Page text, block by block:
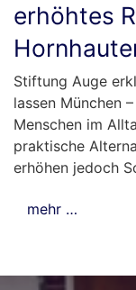
erhöhtes
Stiftung Auge
lassen München
Menschen im
praktische
erhöhen jedoch
mehr …